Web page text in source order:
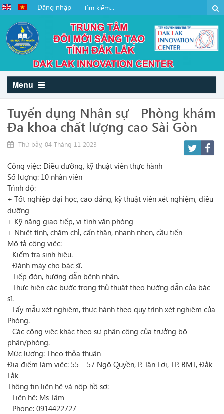
Đăng nhập
Menu
Tuyển dụng Nhân sự - Phòng khám
Đa khoa chất lượng cao Sài Gòn
Thứ bảy, 04 Tháng 11 2023
Công việc: Điều dưỡng, kỹ thuật viên thực hành
Số lượng: 10 nhân viên
Trình độ:
+ Tốt nghiệp đại học, cao đẳng, kỹ thuật viên xét nghiệm, điều
dưỡng
+ Kỹ năng giao tiếp, vi tính văn phòng
+ Nhiệt tình, chăm chỉ, cẩn thận, nhanh nhẹn, cầu tiến
Mô tả công việc:
- Kiểm tra sinh hiệu.
- Đánh máy cho bác sĩ.
- Tiếp đón, hướng dẫn bệnh nhân.
- Thực hiện các bước trong thủ thuật theo hướng dẫn của bác
sĩ.
- Lấy mẫu xét nghiệm, thực hành theo quy trình xét nghiệm của
Phòng.
- Các công việc khác theo sự phân công của trưởng bộ
phận/phòng.
Mức lương: Theo thỏa thuận
Địa điểm làm việc: 55 – 57 Ngô Quyền, P. Tân Lợi, TP. BMT, Đắk
Lắk
Thông tin liên hệ và nộp hồ sơ:
- Liên hệ: Ms Tâm
- Phone: 0914422727